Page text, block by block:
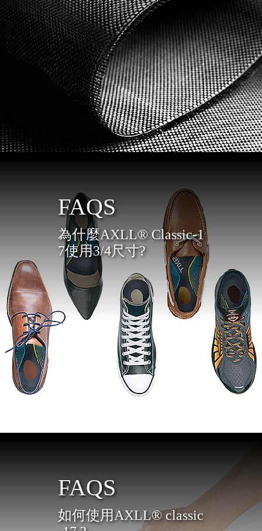
FAQS
為什麼AXLL® Classic-1
7使用3/4尺寸?
FAQS
如何使用AXLL® classic